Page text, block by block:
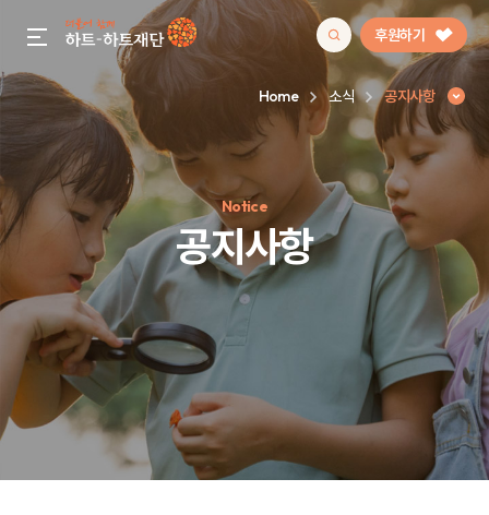
gnb menu open 후원하기
인기 키워드
#정기후원#하트플레이스#캠페인#팬덤후원
Home 소식 공지사항
Notice
공지사항